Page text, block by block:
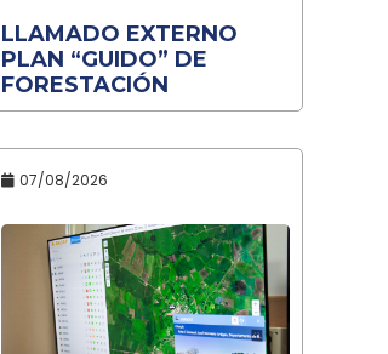
LLAMADO EXTERNO
PLAN “GUIDO” DE
FORESTACIÓN
07/08/2026